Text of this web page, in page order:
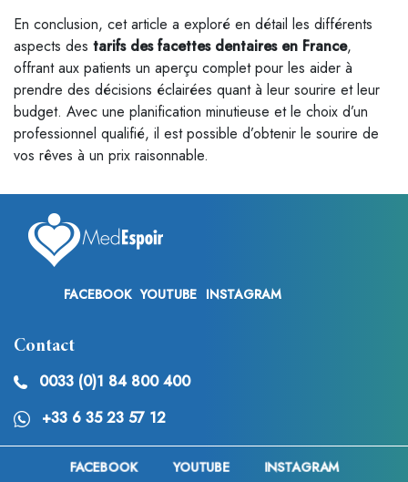
En conclusion, cet article a exploré en détail les différents
aspects des tarifs des facettes dentaires en France,
offrant aux patients un aperçu complet pour les aider à
prendre des décisions éclairées quant à leur sourire et leur
budget. Avec une planification minutieuse et le choix d’un
professionnel qualifié, il est possible d’obtenir le sourire de
vos rêves à un prix raisonnable.
FACEBOOK YOUTUBE INSTAGRAM
Contact
0033 (0)1 84 800 400
+33 6 35 23 57 12
FACEBOOK YOUTUBE INSTAGRAM